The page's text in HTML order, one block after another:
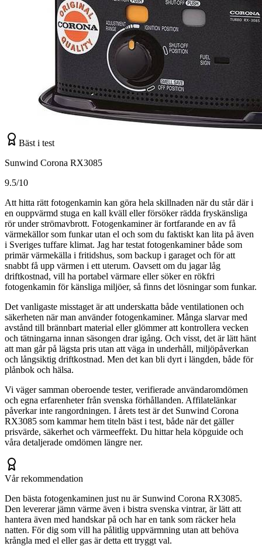
Bäst i test
Sunwind Corona RX3085
9.5/10
Att hitta rätt fotogenkamin kan göra hela skillnaden när du står där i
en ouppvärmd stuga en kall kväll eller försöker rädda fryskänsliga
rör under strömavbrott. Fotogenkaminer är fortfarande en av få
värmekällor som funkar utan el och som du faktiskt kan lita på även
i Sveriges tuffare klimat. Jag har testat fotogenkaminer både som
primär värmekälla i fritidshus, som backup i garaget och för att
snabbt få upp värmen i ett uterum. Oavsett om du jagar låg
driftkostnad, vill ha portabel värmare eller söker en rökfri
fotogenkamin för känsliga miljöer, så finns det lösningar som funkar.
Det vanligaste misstaget är att underskatta både ventilationen och
säkerheten när man använder fotogenkaminer. Många slarvar med
avstånd till brännbart material eller glömmer att kontrollera vecken
och tätningarna innan säsongen drar igång. Och visst, det är lätt hänt
att man går på lägsta pris utan att väga in underhåll, miljöpåverkan
och långsiktig driftkostnad. Men det kan bli dyrt i längden, både för
plånbok och hälsa.
Vi väger samman oberoende tester, verifierade användaromdömen
och egna erfarenheter från svenska förhållanden. Affilatelänkar
påverkar inte rangordningen. I årets test är det Sunwind Corona
RX3085 som kammar hem titeln bäst i test, både när det gäller
prisvärde, säkerhet och värmeeffekt. Du hittar hela köpguide och
våra detaljerade omdömen längre ner.
Vår rekommendation
Den bästa fotogenkaminen just nu är Sunwind Corona RX3085.
Den levererar jämn värme även i bistra svenska vintrar, är lätt att
hantera även med handskar på och har en tank som räcker hela
natten. För dig som vill ha pålitlig uppvärmning utan att behöva
krångla med el eller gas är detta ett tryggt val.